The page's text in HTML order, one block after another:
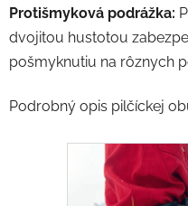
Protišmyková podrážka:
dvojitou hustotou
pošmyknutiu na rôznych
Podrobný opis pilčíckej